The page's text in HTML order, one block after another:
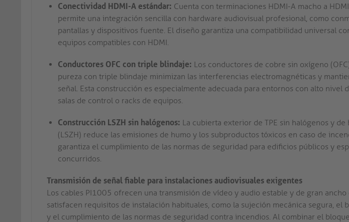
Conectividad HDMI-A estándar: Cuenta con terminaciones HDMI-A macho a
permite una integración sencilla con hardware audiovisual profesional, como
pantallas y dispositivos fuente. El diseño garantiza una compatibilidad universal
equipos compatibles con HDMI.
Conductores OFC con triple blindaje: Los conductores de cobre sin oxígeno
pureza con triple blindaje minimizan las interferencias electromagnéticas y
señal. Esta construcción es especialmente adecuada para entornos con alto nivel
salas de control o racks de equipos.
Construcción LSZH sin halógenos: La cubierta exterior de TPE sin halógenos y de
(LSZH) reduce las emisiones de humo y los subproductos tóxicos en caso de
garantiza el cumplimiento de las normas de seguridad para edificios públicos y
concurridos.
Transmisión de señal fiable para instalaciones audiovisuales exigentes
Los cables PI1005 ofrecen una transmisión de vídeo y audio estable y de gran ancho
satisfacen requisitos de instalación habituales, como la sujeción mecánica segura, el
y el cumplimiento de las normas de seguridad contra incendios. Al combinar el